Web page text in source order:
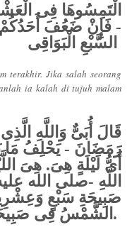
الْتَمِسُوهَا فِى
- فَإِنْ ضَعُفَ أَحَدُكُمْ
terakhir. Jika salah seorang
ia kalah di tujuh malam
قَالَ أُبَىٌّ وَاللَّهِ الَّذِى
رَمَضَانَ - يَحْلِفُ مَا
أَىُّ لَيْلَةٍ هِىَ. هِىَ
اللَّهِ -صلى الله
صَبِيحَةِ سَبْعٍ
الشَّمْسُ فِى صَبِيحَةِ يَوْمِهَا بَيْضَاءَ لاَ شُعَاعَ لَهَا.